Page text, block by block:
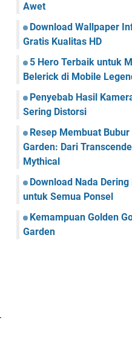
Awet
Download Wallpaper
Gratis Kualitas HD
5 Hero Terbaik untuk
Belerick di Mobile
Penyebab Hasil
Sering Distorsi
Resep Membuat Bubur
Garden: Dari
Mythical
Download Nada
untuk Semua Ponsel
Kemampuan Golden
Garden